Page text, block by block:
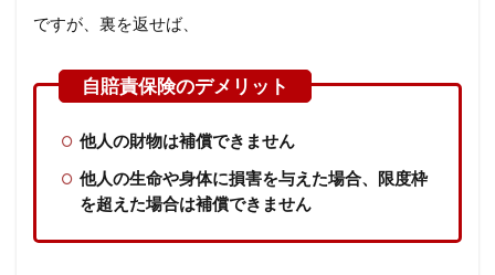
ですが、裏を返せば、
他人の財物は補償できません
他人の生命や身体に損害を与えた場合、限度枠
を超えた場合は補償できません